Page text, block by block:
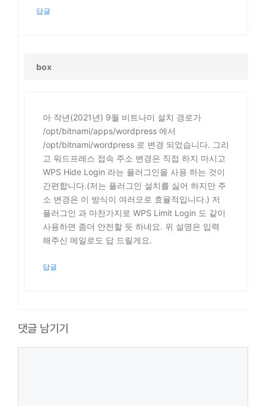
답글
box
아 작년(2021년) 9월 비트나미 설치 경로가
/opt/bitnami/apps/wordpress 에서
/opt/bitnami/wordpress 로 변경 되었습니다. 그리
고 워드프레스 접속 주소 변경은 직접 하지 마시고
WPS Hide Login 라는 플러그인을 사용 하는 것이
간편합니다.(저는 플러그인 설치를 싫어 하지만 주
소 변경은 이 방식이 여러모로 효율적입니다.) 저
플러그인 과 마찬가지로 WPS Limit Login 도 같이
사용하면 좀더 안전할 듯 하네요. 위 설명은 입력
해주신 메일로도 답 드릴게요.
답글
댓글 남기기